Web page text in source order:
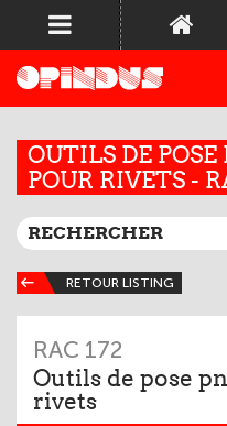
OUTILS DE
POUR RIVETS -
RETOUR LISTING
RAC 172
Outils de pose
rivets